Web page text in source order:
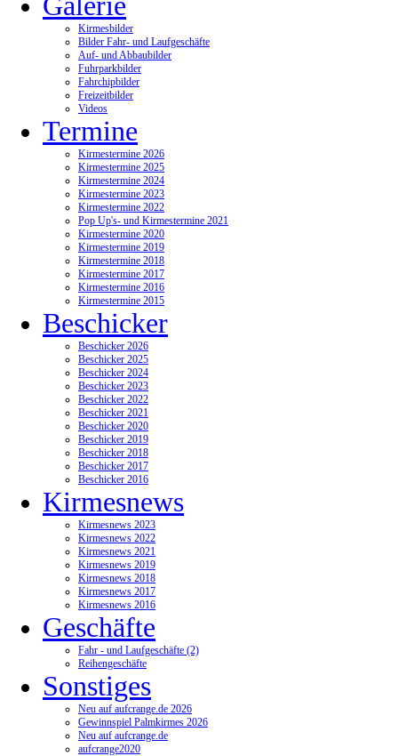
Kirmesbilder
Bilder Fahr- und Laufgeschäfte
Auf- und Abbaubilder
Fuhrparkbilder
Fahrchipbilder
Freizeitbilder
Videos
Termine
Kirmestermine 2026
Kirmestermine 2025
Kirmestermine 2024
Kirmestermine 2023
Kirmestermine 2022
Pop Up's- und Kirmestermine 2021
Kirmestermine 2020
Kirmestermine 2019
Kirmestermine 2018
Kirmestermine 2017
Kirmestermine 2016
Kirmestermine 2015
Beschicker
Beschicker 2026
Beschicker 2025
Beschicker 2024
Beschicker 2023
Beschicker 2022
Beschicker 2021
Beschicker 2020
Beschicker 2019
Beschicker 2018
Beschicker 2017
Beschicker 2016
Kirmesnews
Kirmesnews 2023
Kirmesnews 2022
Kirmesnews 2021
Kirmesnews 2019
Kirmesnews 2018
Kirmesnews 2017
Kirmesnews 2016
Geschäfte
Fahr - und Laufgeschäfte (2)
Reihengeschäfte
Sonstiges
Neu auf aufcrange.de 2026
Gewinnspiel Palmkirmes 2026
Neu auf aufcrange.de
aufcrange2020